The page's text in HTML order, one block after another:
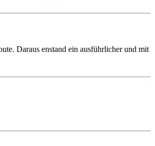
Daraus enstand ein ausführlicher und mit